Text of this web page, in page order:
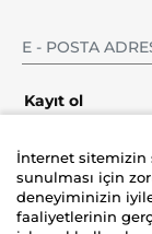
Şirket
Kayıt ol
İnternet sitemizin
sunulması için
deneyiminizin
faaliyetlerinin